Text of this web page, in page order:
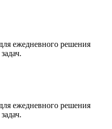
ежедневного решения
ежедневного решения